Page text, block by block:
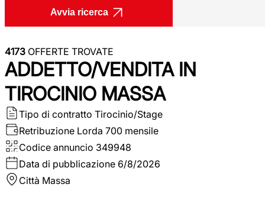
Avvia ricerca
4173 OFFERTE TROVATE
ADDETTO/VENDITA IN
TIROCINIO MASSA
Tipo di contratto Tirocinio/Stage
Retribuzione Lorda 700 mensile
Codice annuncio 349948
Data di pubblicazione 6/8/2026
Città Massa